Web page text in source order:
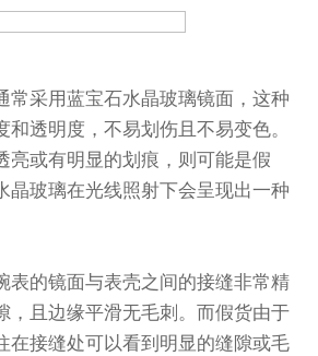
采用蓝宝石水晶玻璃镜面，这种
透明度，不易划伤且不易变色。
亮或有明显的划痕，则可能是假
晶玻璃在光线照射下会呈现出一种
的镜面与表壳之间的接缝非常精
，且边缘平滑无毛刺。而假货由于
在接缝处可以看到明显的缝隙或毛